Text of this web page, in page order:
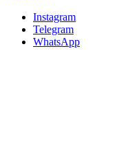
Instagram
Telegram
WhatsApp